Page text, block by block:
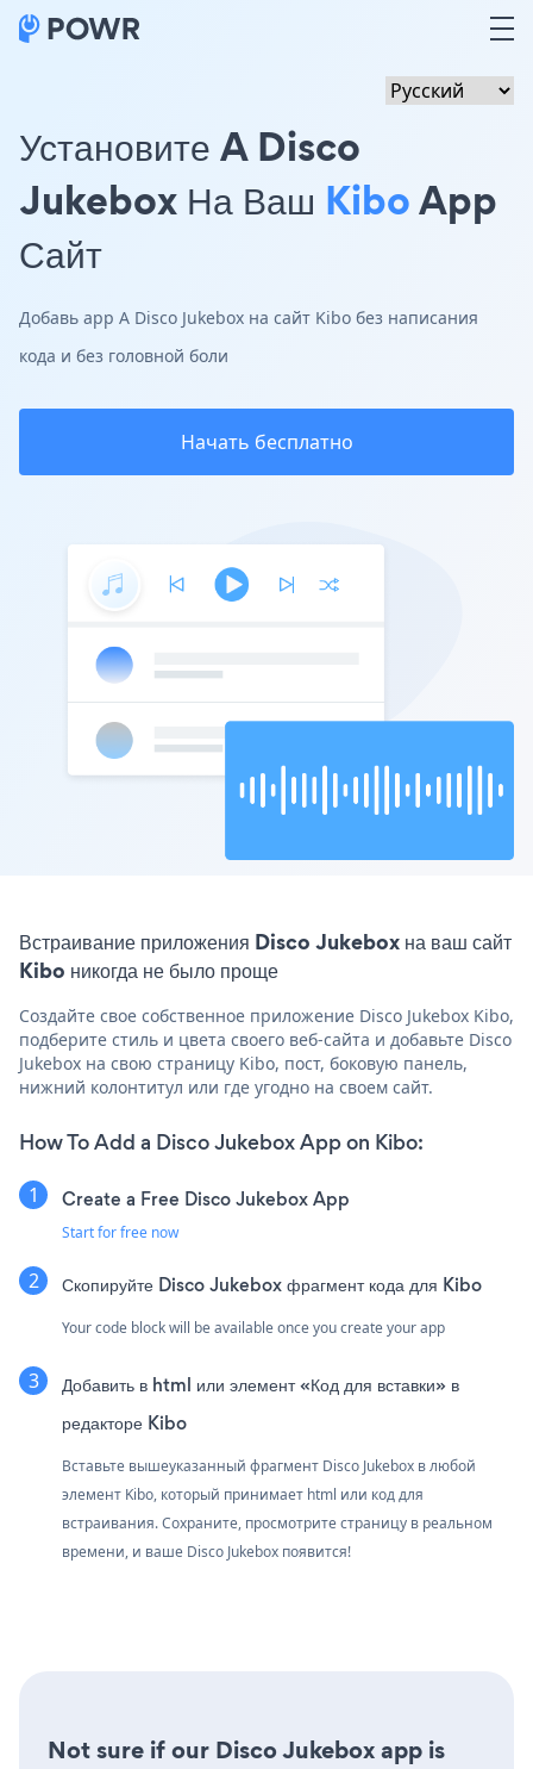
Установите A Disco
Jukebox На Ваш KiboApp
Сайт
Добавь app A Disco Jukebox на сайт Kibo без написания
кода и без головной боли
Начать бесплатно
Встраивание приложения Disco Jukebox на ваш сайт
Kibo никогда не было проще
Создайте свое собственное приложение Disco Jukebox Kibo,
подберите стиль и цвета своего веб-сайта и добавьте Disco
Jukebox на свою страницу Kibo, пост, боковую панель,
нижний колонтитул или где угодно на своем сайт.
How To Add a Disco Jukebox App on Kibo:
Create a Free Disco Jukebox App
Start for free now
Скопируйте Disco Jukebox фрагмент кода для Kibo
Your code block will be available once you create your app
Добавить в html или элемент «Код для вставки» в
редакторе Kibo
Вставьте вышеуказанный фрагмент Disco Jukebox в любой
элемент Kibo, который принимает html или код для
встраивания. Сохраните, просмотрите страницу в реальном
времени, и ваше Disco Jukebox появится!
Not sure if our Disco Jukebox app is